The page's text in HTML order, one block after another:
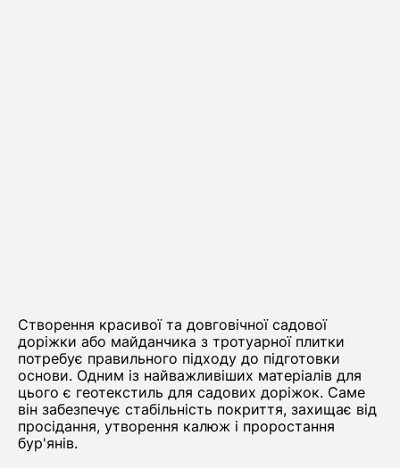
Створення красивої та довговічної садової
доріжки або майданчика з тротуарної плитки
потребує правильного підходу до підготовки
основи. Одним із найважливіших матеріалів для
цього є геотекстиль для садових доріжок. Саме
він забезпечує стабільність покриття, захищає від
просідання, утворення калюж і проростання
бур'янів.